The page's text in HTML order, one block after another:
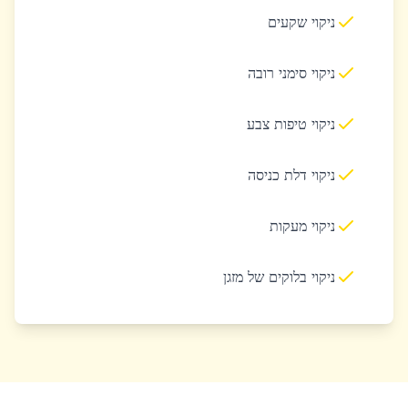
ניקוי שקעים
ניקוי סימני רובה
ניקוי טיפות צבע
ניקוי דלת כניסה
ניקוי מעקות
ניקוי בלוקים של מזגן